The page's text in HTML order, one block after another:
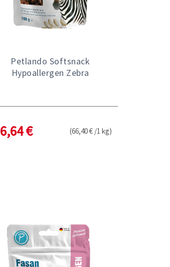
Petlando Softsnack
Hypoallergen Zebra
6,64 € (66,40 € /1 kg)